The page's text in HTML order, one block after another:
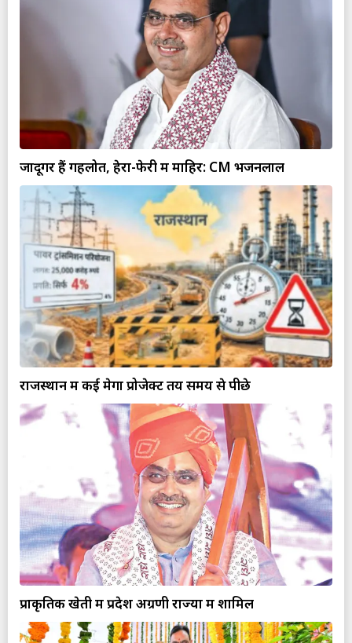
जादूगर हैं गहलोत, हेरा-फेरी में माहिर: CM भजनलाल
राजस्थान में कई मेगा प्रोजेक्ट तय समय से पीछे
प्राकृतिक खेती में प्रदेश अग्रणी राज्यों में शामिल